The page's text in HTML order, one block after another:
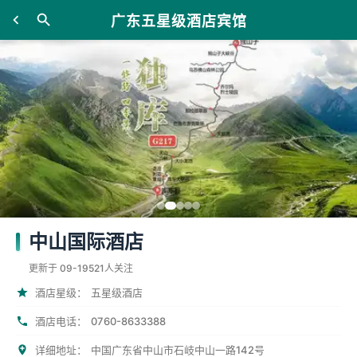
广东五星级酒店宾馆
中山国际酒店
更新于 09-19521人关注
酒店星级： 五星级酒店
酒店电话： 0760-8633388
详细地址： 中国广东省中山市石岐中山一路142号